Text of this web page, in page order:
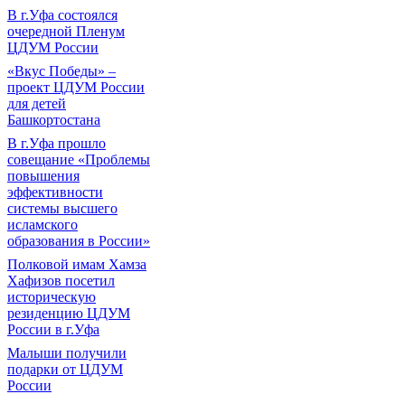
В г.Уфа состоялся
очередной Пленум
ЦДУМ России
«Вкус Победы» –
проект ЦДУМ России
для детей
Башкортостана
В г.Уфа прошло
совещание «Проблемы
повышения
эффективности
системы высшего
исламского
образования в России»
Полковой имам Хамза
Хафизов посетил
историческую
резиденцию ЦДУМ
России в г.Уфа
Малыши получили
подарки от ЦДУМ
России